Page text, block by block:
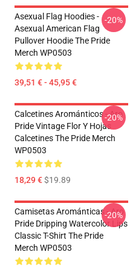
Asexual Flag Hoodies -
Asexual American Flag
Pullover Hoodie The Pride
Merch WP0503
39,51 € - 45,95 €
-20%
Calcetines Arománticos - Aro
Pride Vintage Flor Y Hojas
Calcetines The Pride Merch
WP0503
18,29 €$19.89
-20%
Camisetas Arománticas - Aro
Pride Dripping Watercolor Lips
Classic T-Shirt The Pride
Merch WP0503
-20%